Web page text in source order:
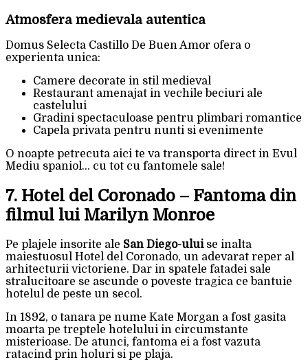
Atmosfera medievala autentica
Domus Selecta Castillo De Buen Amor ofera o
experienta unica:
Camere decorate in stil medieval
Restaurant amenajat in vechile beciuri ale
castelului
Gradini spectaculoase pentru plimbari romantice
Capela privata pentru nunti si evenimente
O noapte petrecuta aici te va transporta direct in Evul
Mediu spaniol… cu tot cu fantomele sale!
7. Hotel del Coronado – Fantoma din
filmul lui Marilyn Monroe
Pe plajele insorite ale San Diego-uluise inalta
maiestuosul Hotel del Coronado, un adevarat reper al
arhitecturii victoriene. Dar in spatele fatadei sale
stralucitoare se ascunde o poveste tragica ce bantuie
hotelul de peste un secol.
In 1892, o tanara pe nume Kate Morgan a fost gasita
moarta pe treptele hotelului in circumstante
misterioase. De atunci, fantoma ei a fost vazuta
ratacind prin holuri si pe plaja.